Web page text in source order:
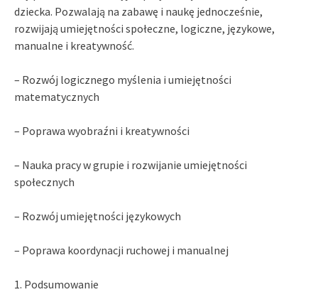
dziecka. Pozwalają na zabawę i naukę jednocześnie,
rozwijają umiejętności społeczne, logiczne, językowe,
manualne i kreatywność.
– Rozwój logicznego myślenia i umiejętności
matematycznych
– Poprawa wyobraźni i kreatywności
– Nauka pracy w grupie i rozwijanie umiejętności
społecznych
– Rozwój umiejętności językowych
– Poprawa koordynacji ruchowej i manualnej
1. Podsumowanie